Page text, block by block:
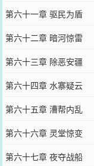
第六十一章 驱民为盾
第六十二章 暗河惊雷
第六十三章 除恶安疆
第六十四章 水寨疑云
第六十五章 漕帮内乱
第六十六章 灵堂惊变
第六十七章 夜夺战船